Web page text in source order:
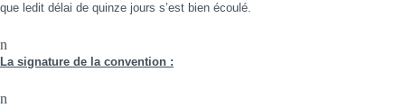
que ledit délai de quinze jours s’est bien écoulé.
n
La signature de la convention :
n